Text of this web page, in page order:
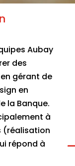
Aubay
des
gérant de
en
la Banque.
à
(réalisation
répond à